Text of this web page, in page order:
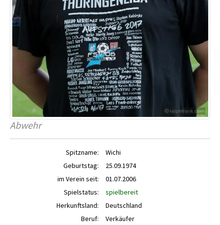
Abwehr
Spitzname:
Wichi
Geburtstag:
25.09.1974
im Verein seit:
01.07.2006
Spielstatus:
spielbereit
Herkunftsland:
Deutschland
Beruf:
Verkäufer